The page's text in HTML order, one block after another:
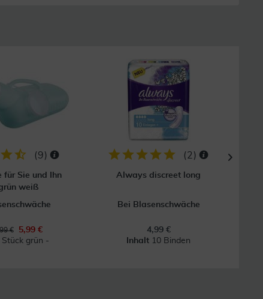
(9)
für Sie und Ihn
weiß
€
5,99 €
Stück grün -
(2 )
Always discreet long
Bei Blasenschwäche
4,99 €
Inhalt 10 Binden